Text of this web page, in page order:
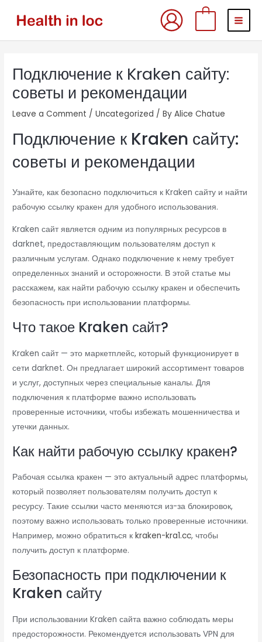
Подключение к Kraken сайту:
советы и рекомендации
Leave a Comment /Uncategorized / ByAlice Chatue
Подключение к Kraken сайту:
советы и рекомендации
Узнайте, как безопасно подключиться к Kraken сайту и найти
рабочую ссылку кракен для удобного использования.
Kraken сайт является одним из популярных ресурсов в
darknet, предоставляющим пользователям доступ к
различным услугам. Однако подключение к нему требует
определенных знаний и осторожности. В этой статье мы
расскажем, как найти рабочую ссылку кракен и обеспечить
безопасность при использовании платформы.
Что такое Kraken сайт?
Kraken сайт — это маркетплейс, который функционирует в
сети darknet. Он предлагает широкий ассортимент товаров
и услуг, доступных через специальные каналы. Для
подключения к платформе важно использовать
проверенные источники, чтобы избежать мошенничества и
утечки данных.
Как найти рабочую ссылку кракен?
Рабочая ссылка кракен — это актуальный адрес платформы,
который позволяет пользователям получить доступ к
ресурсу. Такие ссылки часто меняются из-за блокировок,
поэтому важно использовать только проверенные источники.
Например, можно обратиться кkraken-kra1.cc, чтобы
получить доступ к платформе.
Безопасность при подключении к
Kraken сайту
При использовании Kraken сайта важно соблюдать меры
предосторожности. Рекомендуется использовать VPN для
navigation